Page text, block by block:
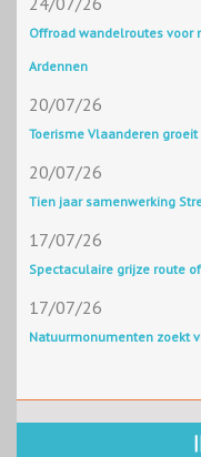
Offroad wandelroutes voor
Ardennen
20/07/26
Toerisme Vlaanderen groeit
20/07/26
Tien jaar samenwerking
17/07/26
Spectaculaire grijze route
17/07/26
Natuurmonumenten zoekt